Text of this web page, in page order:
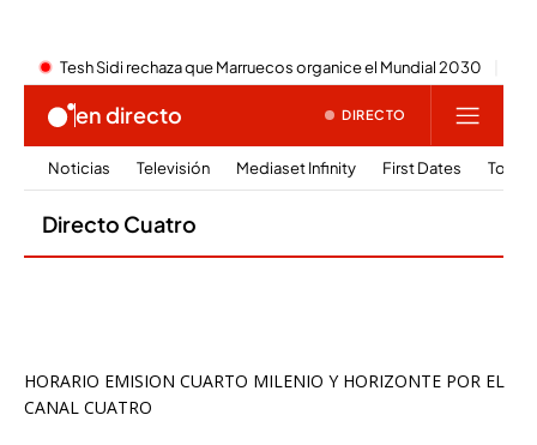
HORARIO EMISION CUARTO MILENIO Y HORIZONTE POR EL
CANAL CUATRO